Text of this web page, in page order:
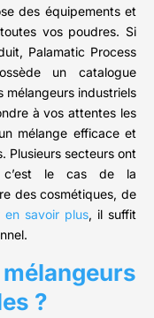
des équipements et
vos poudres. Si
Palamatic Process
un catalogue
mélangeurs industriels
à vos attentes les
mélange efficace et
Plusieurs secteurs ont
c’est le cas de la
des cosmétiques, de
en savoir plus, il suffit
?